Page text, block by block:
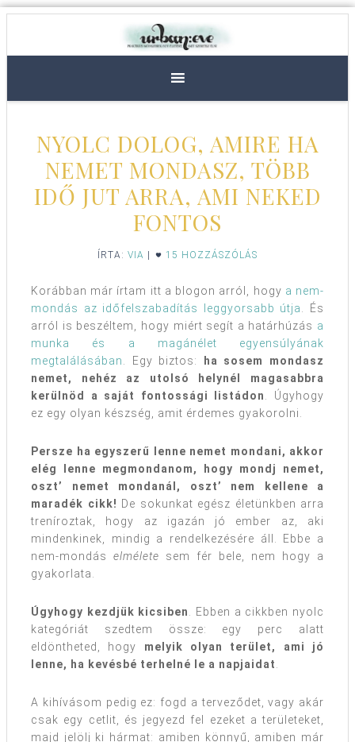
NYOLC DOLOG, AMIRE HA
NEMET MONDASZ, TÖBB
IDŐ JUT ARRA, AMI NEKED
FONTOS
ÍRTA: VIA 15 HOZZÁSZÓLÁS
Korábban már írtam itt a blogon arról, hogy a nem-
mondás az időfelszabadítás leggyorsabb útja. És
arról is beszéltem, hogy miért segít a határhúzás a
munka és a magánélet egyensúlyának
megtalálásában. Egy biztos:
ha sosem mondasz
nemet, nehéz az utolsó helynél magasabbra
kerülnöd a saját fontossági listádon. Úgyhogy
ez egy olyan készség, amit érdemes gyakorolni.
Persze ha egyszerű lenne nemet mondani, akkor
elég lenne megmondanom, hogy mondj nemet,
oszt’ nemet mondanál, oszt’ nem kellene a
maradék cikk! De sokunkat egész életünkben arra
treníroztak, hogy az igazán jó ember az, aki
mindenkinek, mindig a rendelkezésére áll. Ebbe a
nem-mondás elmélete sem fér bele, nem hogy a
gyakorlata.
Úgyhogy kezdjük kicsiben. Ebben a cikkben nyolc
kategóriát szedtem össze: egy perc alatt
eldöntheted, hogy melyik olyan terület, ami jó
lenne, ha kevésbé terhelné le a napjaidat.
A kihívásom pedig ez: fogd a terveződet, vagy akár
csak egy cetlit, és jegyezd fel ezeket a területeket,
majd jelölj ki hármat: amiben könnyű, amiben már